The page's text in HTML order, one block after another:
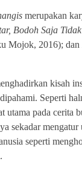
merupakan
Bodoh Saja
Mojok, 2016); dan
kisah
Seperti
utama pada cerita
sekadar
seperti